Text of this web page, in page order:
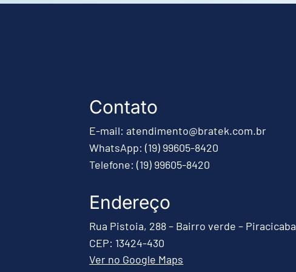
Contato
E-mail: atendimento@bratek.com.br
WhatsApp: (19) 99605-8420
Telefone: (19) 99605-8420
Endereço
Rua Pistoia, 288 – Bairro verde – Piracicaba
CEP: 13424-430
Ver no Google Maps